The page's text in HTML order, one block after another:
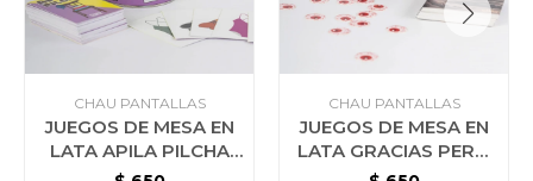
CHAU PANTALLAS
JUEGOS DE MESA EN
LATA APILA PILCHA
CHAU PANTALLAS
CHAU PANTALLAS
JUEGOS DE MESA EN
LATA GRACIAS PERO
PASO CHAU